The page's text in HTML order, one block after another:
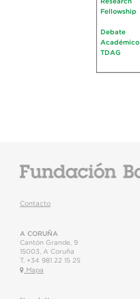
Research
Fellowship
Debate
Académico
TDAG
Contacto
A CORUÑA
Cantón Grande, 9
15003
A Coruña
T. +34 981 22 15 25
Mapa